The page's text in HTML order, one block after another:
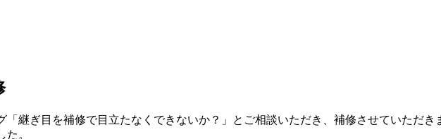
「継ぎ目を補修で目立たなくできないか？」とご相談いただき、補修させていただき
。